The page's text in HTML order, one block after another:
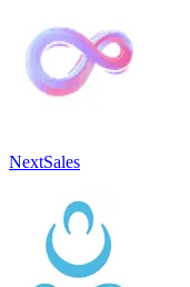
NextSales